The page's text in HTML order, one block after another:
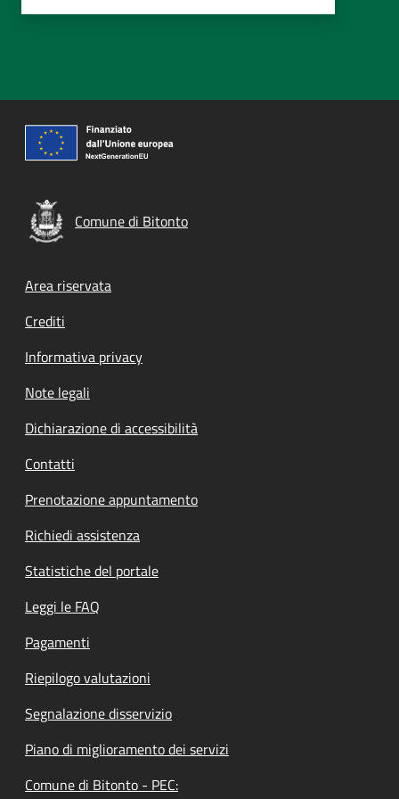
Comune di Bitonto
Footer menu
Area riservata
Crediti
Informativa privacy
Note legali
Dichiarazione di accessibilità
Contatti
Prenotazione appuntamento
Richiedi assistenza
Statistiche del portale
Leggi le FAQ
Pagamenti
Riepilogo valutazioni
Segnalazione disservizio
Piano di miglioramento dei servizi
Comune di Bitonto - PEC: